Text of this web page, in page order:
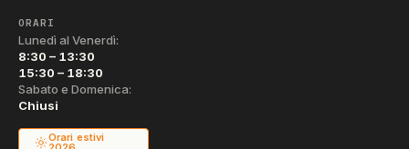
ORARI
Lunedì al Venerdì:
8:30 – 13:30
15:30 – 18:30
Sabato e Domenica:
Chiusi
Orari estivi